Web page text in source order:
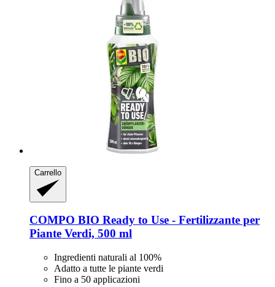
Carrello
COMPO BIO Ready to Use -​ Fertilizzante per
Piante Verdi, 500 ml
Ingredienti naturali al 100%
Adatto a tutte le piante verdi
Fino a 50 applicazioni